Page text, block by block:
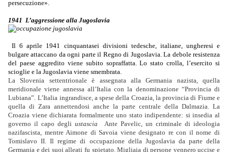
persecuzione».
1941 L’aggressione alla Jugoslavia
Il 6 aprile 1941 cinquantasei divisioni tedesche, italiane, ungheresi e
bulgare attaccano da ogni parte il Regno di Jugoslavia. La debole resistenza
del paese aggredito viene subito sopraffatta. Lo stato crolla, l’esercito si
scioglie e la Jugoslavia viene smembrata.
La Slovenia settentrionale è assegnata alla Germania nazista, quella
meridionale viene annessa all’Italia con la denominazione “Provincia di
Lubiana”. L’Italia ingrandisce, a spese della Croazia, la provincia di Fiume e
quella di Zara annettendosi anche la parte centrale della Dalmazia. La
Croazia viene dichiarata formalmente uno stato indipendente: si insedia al
governo il capo degliustascia
Ante Pavelic, un criminale di ideologia
nazifascista, mentre Aimone di Savoia viene designato re con il nome di
Tomislavo II. Il regime di occupazione della Jugoslavia da parte della
Germania e dei suoi alleati fu spietato. Migliaia di persone vennero uccise e